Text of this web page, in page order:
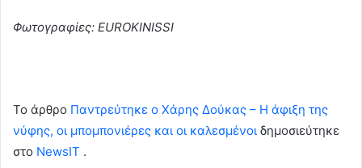
Φωτογραφίες: EUROKINISSI
To άρθρο Παντρεύτηκε ο Χάρης Δούκας – Η άφιξη της
νύφης, οι μπομπονιέρες και οι καλεσμένοι δημοσιεύτηκε
στο NewsIT .